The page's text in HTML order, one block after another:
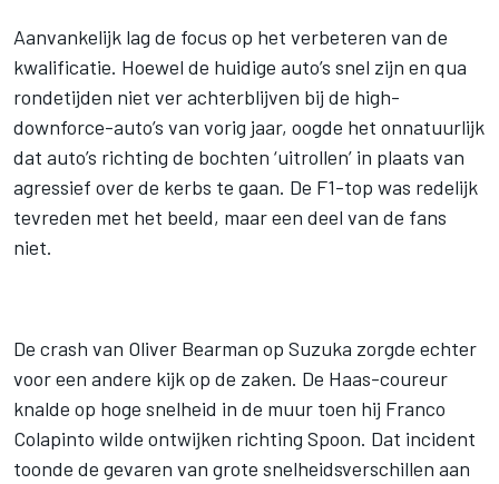
Aanvankelijk lag de focus op het verbeteren van de
kwalificatie. Hoewel de huidige auto’s snel zijn en qua
rondetijden niet ver achterblijven bij de high-
downforce-auto’s van vorig jaar, oogde het onnatuurlijk
dat auto’s richting de bochten ‘uitrollen’ in plaats van
agressief over de kerbs te gaan. De F1-top was redelijk
tevreden met het beeld, maar een deel van de fans
niet.
De crash van Oliver Bearman op Suzuka zorgde echter
voor een andere kijk op de zaken. De Haas-coureur
knalde op hoge snelheid in de muur toen hij Franco
Colapinto wilde ontwijken richting Spoon. Dat incident
toonde de gevaren van grote snelheidsverschillen aan